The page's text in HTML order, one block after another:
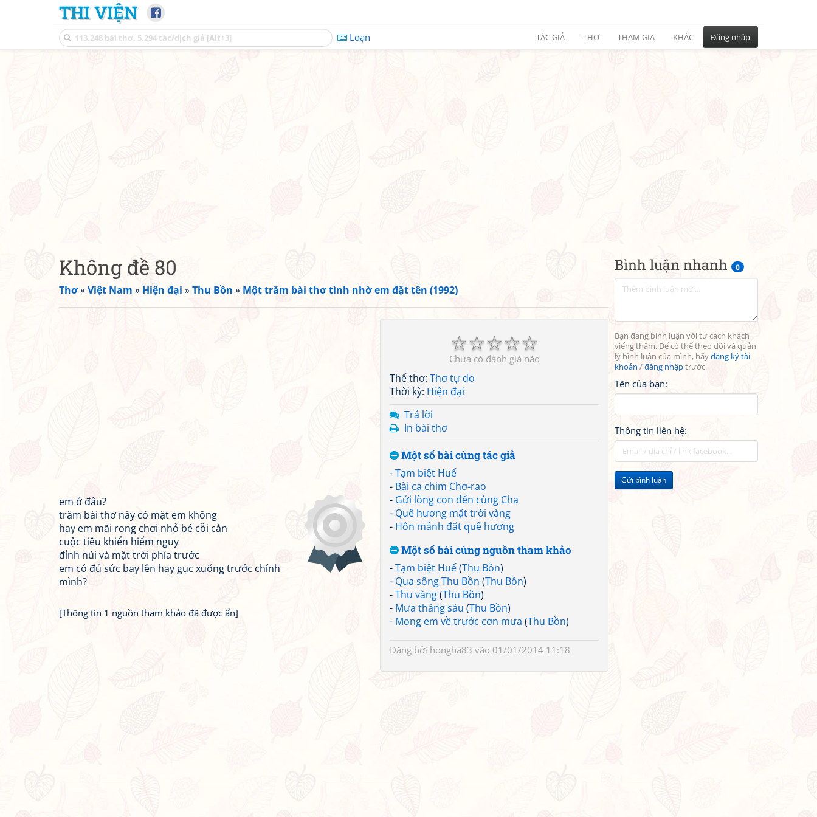
THI VIỆN
Loạn TÁC GIẢ THƠ THAM GIA KHÁC Đăng nhập
Bình luận nhanh 0
Bạn đang bình luận với tư cách khách
viếng thăm. Để có thể theo dõi và quản
lý bình luận của mình, hãyđăng ký tài
khoản /đăng nhậptrước.
Tên của bạn:
Thông tin liên hệ:
Gửi bình luận
Không đề 80
Thơ»Việt Nam » Hiện đại »Thu Bồn » Một trăm bài thơ tình nhờ em đặt tên (1992)
☆
☆
☆
☆
☆
Chưa có đánh giá nào
Thể thơ: Thơ tự do
Thời kỳ: Hiện đại
Trả lời
In bài thơ
Một số bài cùng tác giả
-Tạm biệt Huế
- Bài ca chim Chơ-rao
- Gửi lòng con đến cùng Cha
- Quê hương mặt trời vàng
- Hôn mảnh đất quê hương
Một số bài cùng nguồn tham khảo
-Tạm biệt Huế(Thu Bồn)
- Qua sông Thu Bồn (Thu Bồn)
-Thu vàng(Thu Bồn)
- Mưa tháng sáu (Thu Bồn)
- Mong em về trước cơn mưa (Thu Bồn)
Đăng bởi hongha83 vào 01/01/2014 11:18
em ở đâu?
trăm bài thơ này có mặt em không
hay em mãi rong chơi nhỏ bé cỗi cằn
cuộc tiêu khiển hiểm nguy
đỉnh núi và mặt trời phía trước
em có đủ sức bay lên hay gục xuống trước chính
mình?
[Thông tin 1 nguồn tham khảo đã được ẩn]